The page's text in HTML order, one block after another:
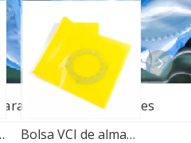
para Automoción Partes
autopartes Bolsa VCI de almacenamiento de embalaje de polietileno anticorrosión